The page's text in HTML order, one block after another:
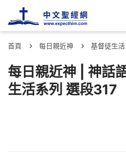
首頁 每日親近神 基督徒生
每日親近神 | 神話
生活系列 選段317